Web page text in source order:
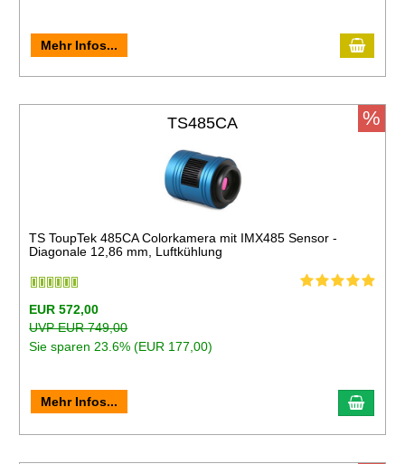
Mehr Infos...
TS485CA
TS ToupTek 485CA Colorkamera mit IMX485 Sensor -
Diagonale 12,86 mm, Luftkühlung
EUR 572,00
UVP EUR 749,00
Sie sparen 23.6% (EUR 177,00)
Mehr Infos...
%